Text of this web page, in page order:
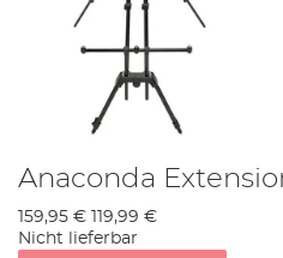
Anaconda
159,95 €
119,99 €
Nicht lieferbar